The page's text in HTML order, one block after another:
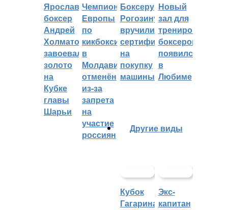
Ярославский
боксер
Андрей
Холматов
завоевал
золото
на
Кубке
главы
Шарьи
Чемпионат
Европы
по
кикбоксингу
в
Молдавии
отменён
из-за
запрета
на
участие
россиян
Боксеру
Рогозину
вручили
сертификат
на
покупку
машины
Новый
зал для
тренировок
боксеров
появился
в
Любиме
Другие виды
Кубок
Гагарина
Экс-
капитан